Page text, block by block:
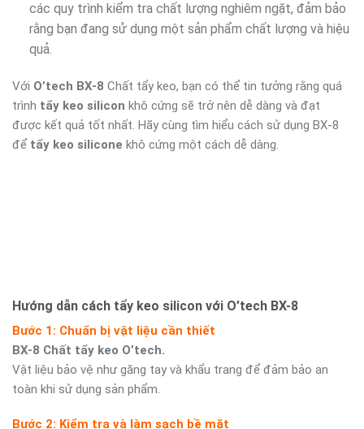
các quy trình kiểm tra chất lượng nghiêm ngặt, đảm bảo
rằng bạn đang sử dụng một sản phẩm chất lượng và hiệu
quả.
Với O’tech BX-8 Chất tẩy keo, bạn có thể tin tưởng rằng quá
trình tẩy keo silicon khô cứng sẽ trở nên dễ dàng và đạt
được kết quả tốt nhất. Hãy cùng tìm hiểu cách sử dụng BX-8
để tẩy keo silicone khô cứng một cách dễ dàng.
Hướng dẫn cách tẩy keo silicon với O’tech BX-8
Bước 1: Chuẩn bị vật liệu cần thiết
BX-8 Chất tẩy keo O’tech.
Vật liệu bảo vệ như găng tay và khẩu trang để đảm bảo an
toàn khi sử dụng sản phẩm.
Bước 2: Kiểm tra và làm sạch bề mặt